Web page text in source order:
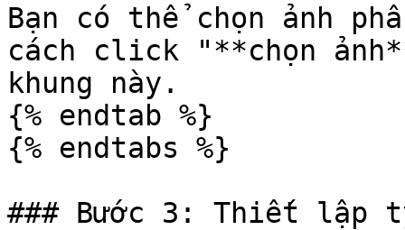
Bạn có thể chọn ảnh
cách click "**chọn
khung này.
{% endtab %}
{% endtabs %}
### Bước 3: Thiết lập